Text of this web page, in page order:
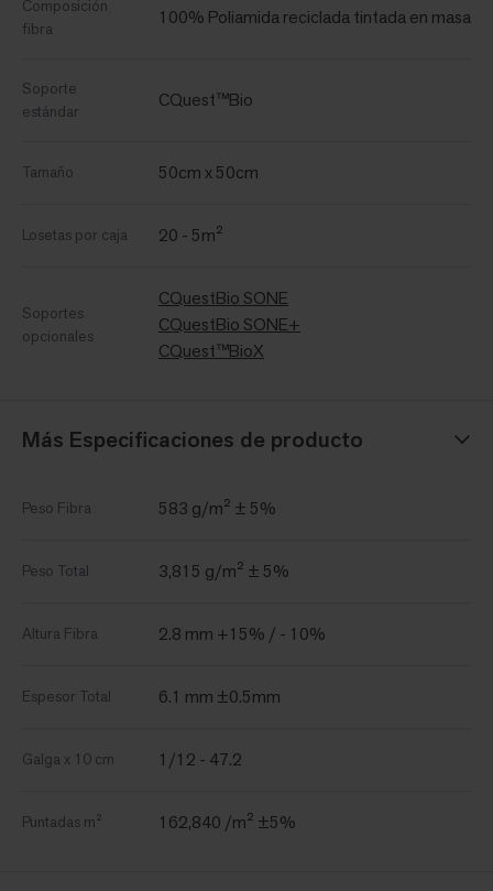
Composición
fibra
100% Poliamida reciclada tintada en masa
Soporte
estándar
CQuest™Bio
Tamaño 50cm x 50cm
Losetas por caja 20 - 5m²
Soportes
opcionales
CQuestBio SONE
CQuestBio SONE+
CQuest™BioX
Más Especificaciones de producto
Peso Fibra 583 g/m² ± 5%
Peso Total 3,815 g/m² ± 5%
Altura Fibra 2.8 mm +15% / - 10%
Espesor Total 6.1 mm ±0.5mm
Galga x 10 cm 1/12 - 47.2
Puntadas m² 162,840 /m² ±5%